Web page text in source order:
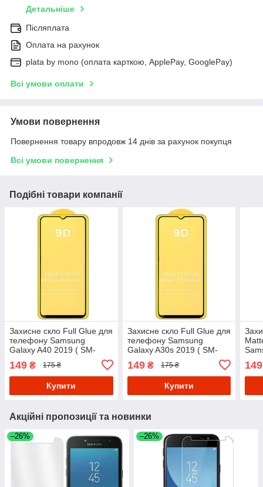
Детальніше
Післяплата
Оплата на рахунок
plata by mono (оплата карткою, ApplePay, GooglePay)
Всі умови оплати
Умови повернення
Повернення товару впродовж 14 днів за рахунок покупця
Всі умови повернення
Подібні товари компанії
Захисне скло Full Glue для
телефону Samsung
Galaxy A40 2019 ( SM-
149 ₴ 175 ₴
Купити
Захисне скло Full Glue для
телефону Samsung
Galaxy A30s 2019 ( SM-
149₴ 175 ₴
Купити
149
Акційні пропозиції та новинки
–26% –26%